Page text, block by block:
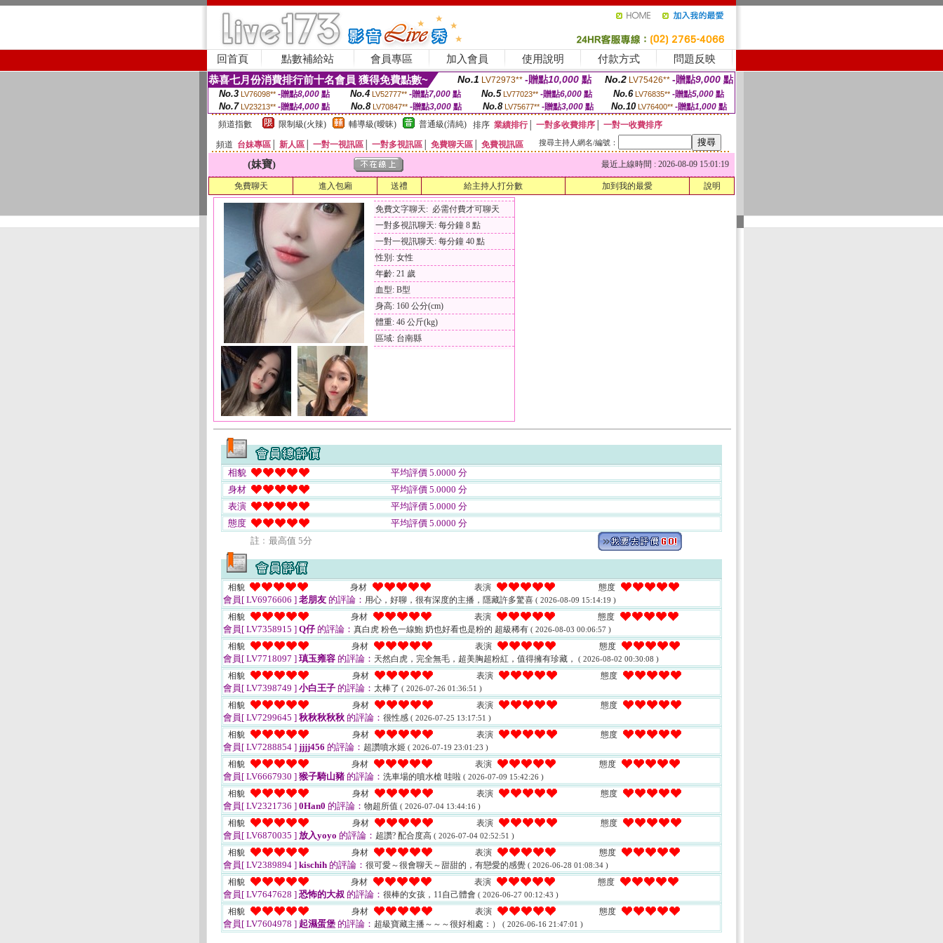
回首頁 點數補給站 會員專區 加入會員 使用說明 付款方式 問題反映
恭喜七月份消費排行前十名會員 獲得免費點數~ No.1 LV72973** -贈點10,000 點 No.2 LV75426** -贈點9,000 點
No.3 LV76098** -贈點8,000點 No.4 LV52777** -贈點7,000點 No.5 LV77023** -贈點6,000點 No.6 LV76835** -贈點5,000點
No.7 LV23213** -贈點4,000 點 No.8 LV70847** -贈點3,000 點 No.8 LV75677** -贈點3,000點 No.10 LV76400** -贈點1,000 點
頻道指數
限制級(火辣) 輔導級(曖昧) 普通級(清純) 排序 業績排行│ 一對多收費排序
一對一收費排序
頻道 台妹專區 新人區 一對一視訊區 一對多視訊區 免費聊天區 免費視訊區 搜尋主持人網名/編號：
(妹寶) 最近上線時間 : 2026-08-09 15:01:19
免費聊天 進入包廂 送禮 給主持人打分數 加到我的最愛 說明
免費文字聊天: 必需付費才可聊天
一對多視訊聊天: 每分鐘 8 點
一對一視訊聊天: 每分鐘 40 點
性別: 女性
年齡: 21 歲
血型: B型
身高: 160 公分(cm)
體重: 46 公斤(kg)
區域: 台南縣
相貌
平均評價 5.0000 分
身材
平均評價 5.0000 分
表演
平均評價 5.0000 分
態度
平均評價 5.0000 分
註﹕最高值 5分
相貌 身材 表演 態度
會員[ LV6976606 ] 老朋友 的評論： 用心，好聊，很有深度的主播，隱藏許多驚喜 ( 2026-08-09 15:14:19 )
相貌 身材 表演 態度
會員[ LV7358915 ] Q仔的評論： 真白虎 粉色一線鮑 奶也好看也是粉的 超級稀有 ( 2026-08-03 00:06:57 )
相貌 身材 表演 態度
會員[ LV7718097 ] 瑱玉雍容 的評論： 天然白虎，完全無毛，超美胸超粉紅，值得擁有珍藏， ( 2026-08-02 00:30:08 )
相貌 身材 表演 態度
會員[ LV7398749 ] 小白王子 的評論： 太棒了 ( 2026-07-26 01:36:51 )
相貌 身材 表演 態度
會員[ LV7299645 ] 秋秋秋秋秋 的評論： 很性感 ( 2026-07-25 13:17:51 )
相貌 身材 表演 態度
會員[ LV7288854 ] jjjj456 的評論： 超讚噴水姬 ( 2026-07-19 23:01:23 )
相貌 身材 表演 態度
會員[ LV6667930 ] 猴子騎山豬 的評論： 洗車場的噴水槍 哇啦 ( 2026-07-09 15:42:26 )
相貌 身材 表演 態度
會員[ LV2321736 ] 0Han0 的評論： 物超所值 ( 2026-07-04 13:44:16 )
相貌 身材 表演 態度
會員[ LV6870035 ] 放入yoyo 的評論： 超讚? 配合度高 ( 2026-07-04 02:52:51 )
相貌 身材 表演 態度
會員[ LV2389894 ] kischih 的評論： 很可愛～很會聊天～甜甜的，有戀愛的感覺 ( 2026-06-28 01:08:34 )
相貌 身材 表演 態度
會員[ LV7647628 ] 恐怖的大叔 的評論： 很棒的女孩，11自己體會 ( 2026-06-27 00:12:43 )
相貌 身材 表演 態度
會員[ LV7604978 ] 起濕蛋堡 的評論： 超級寶藏主播～～～很好相處：） ( 2026-06-16 21:47:01 )